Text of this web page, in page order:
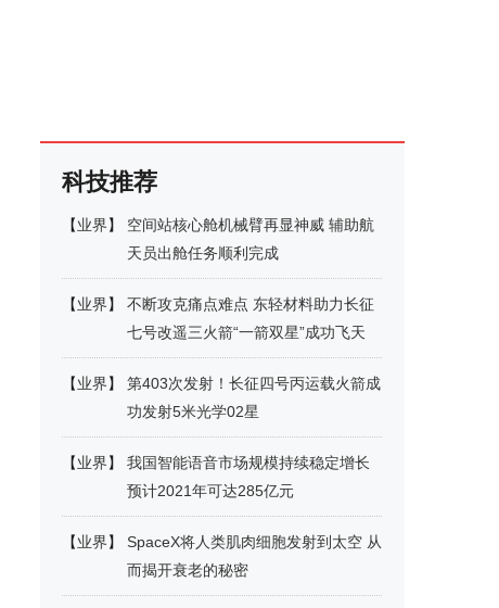
科技推荐
【业界】
空间站核心舱机械臂再显神威 辅助航
天员出舱任务顺利完成
【业界】
不断攻克痛点难点 东轻材料助力长征
七号改遥三火箭“一箭双星”成功飞天
【业界】
第403次发射！长征四号丙运载火箭成
功发射5米光学02星
【业界】
我国智能语音市场规模持续稳定增长
预计2021年可达285亿元
【业界】
SpaceX将人类肌肉细胞发射到太空 从
而揭开衰老的秘密